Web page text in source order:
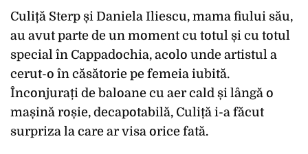
Culiță Sterp și Daniela Iliescu, mama fiului său,
au avut parte de un moment cu totul și cu totul
special în Cappadochia, acolo unde artistul a
cerut-o în căsătorie pe femeia iubită.
Înconjurați de baloane cu aer cald și lângă o
mașină roșie, decapotabilă, Culiță i-a făcut
surpriza la care ar visa orice fată.